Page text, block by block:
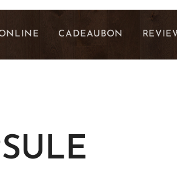
CADEAUBON